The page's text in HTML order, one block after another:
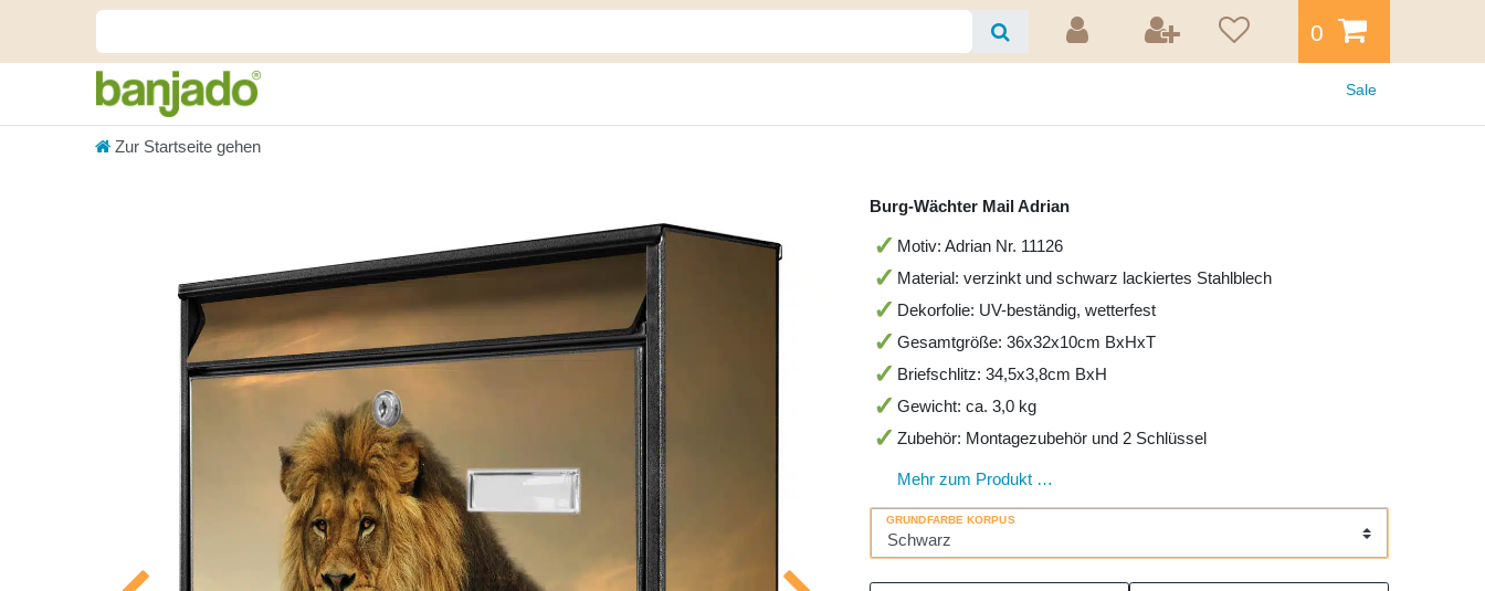
0
Sale
Zur Startseite gehen
Burg-Wächter Mail Adrian
Motiv: Adrian Nr. 11126
Material: verzinkt und schwarz lackiertes Stahlblech
Dekorfolie: UV-beständig, wetterfest
Gesamtgröße: 36x32x10cm BxHxT
Briefschlitz: 34,5x3,8cm BxH
Gewicht: ca. 3,0 kg
Zubehör: Montagezubehör und 2 Schlüssel
Mehr zum Produkt …
GRUNDFARBE KORPUS